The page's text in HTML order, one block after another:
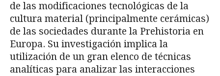
de las modificaciones tecnológicas de la
cultura material (principalmente cerámicas)
de las sociedades durante la Prehistoria en
Europa. Su investigación implica la
utilización de un gran elenco de técnicas
analíticas para analizar las interacciones